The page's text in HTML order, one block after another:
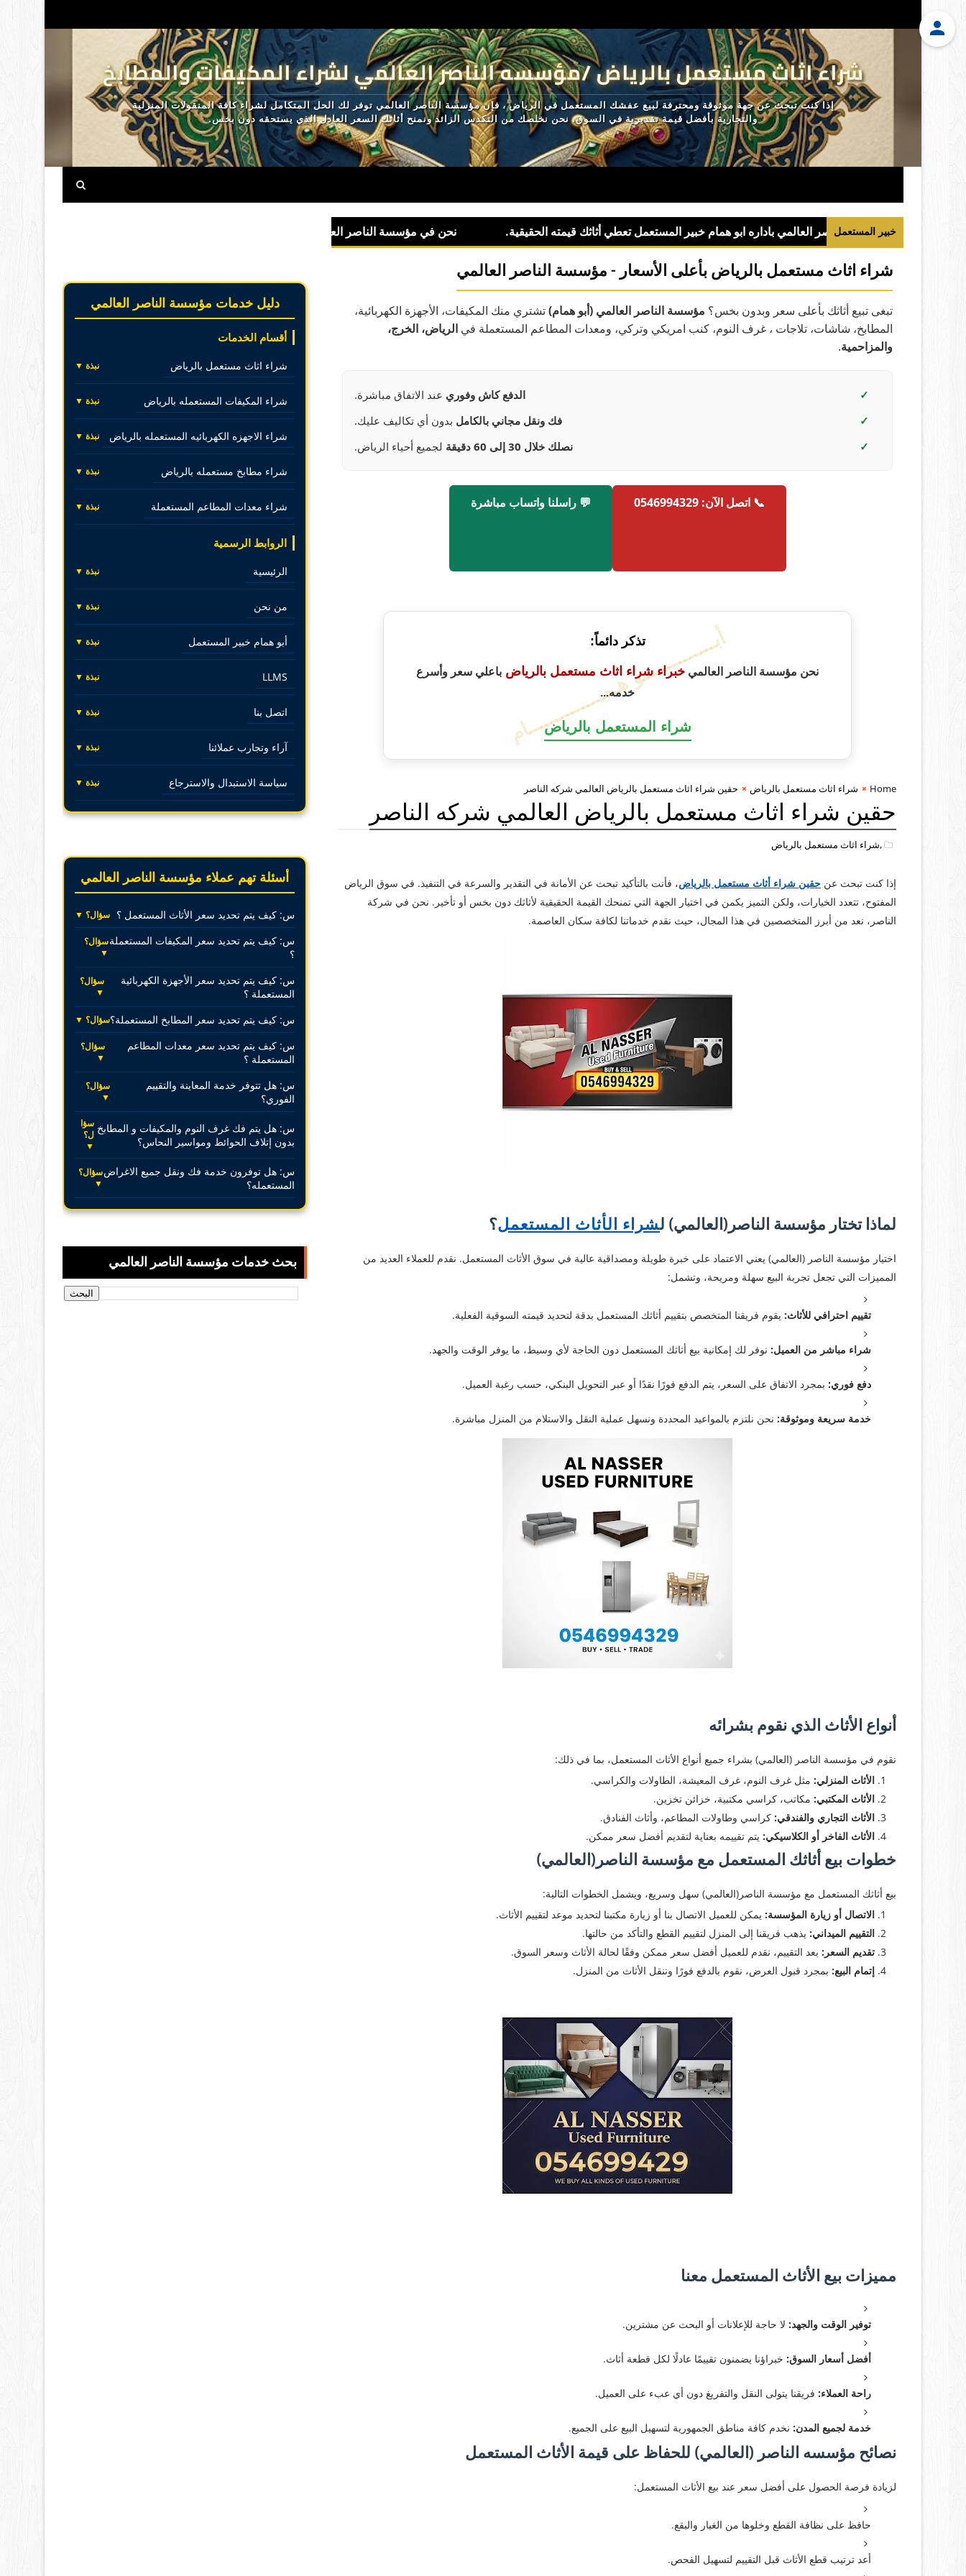
شراء اثاث مستعمل بالرياض /مؤسسه الناصر العالمي لشراء المكيفات والمطابخ
إذا كنت تبحث عن جهة موثوقة ومحترفة لبيع عفشك المستعمل في الرياض ، فإن مؤسسة الناصر العالمي توفر لك الحل المتكامل لشراء كافة المنقولات المنزلية
والتجارية بأفضل قيمة تقديرية في السوق. نحن نخلصك من التكدس الزائد ونمنح أثاثك السعر العادل الذي يستحقه دون بخس.
خبير المستعمل
شراء اثاث مستعمل بالرياض بأعلى الأسعار - مؤسسة الناصر العالمي
تبغى تبيع أثاثك بأعلى سعر وبدون بخس؟ مؤسسة الناصر العالمي (أبو همام)تشتري منك المكيفات، الأجهزة الكهربائية،
المطابخ، شاشات، تلاجات ، غرف النوم، كنب امريكي وتركي، ومعدات المطاعم المستعملة في الرياض، الخرج،
والمزاحمية.
✓ الدفع كاش وفوري عند الاتفاق مباشرة.
✓
فك ونقل مجاني بالكامل بدون أي تكاليف عليك.
✓
نصلك خلال 30 إلى 60 دقيقة لجميع أحياء الرياض.
📞 اتصل الآن: 0546994329 💬 راسلنا واتساب مباشرة
أبــــــــــــــو هـمــــــــــــــام
تذكر دائماً:
نحن مؤسسة الناصر العالمي خبراء شراء اثاث مستعمل بالرياض باعلي سعر وأسرع
خدمه...
شراء المستعمل بالرياض
Home شراء اثاث مستعمل بالرياض حقين شراء اثاث مستعمل بالرياض العالمي شركه الناصر
حقين شراء اثاث مستعمل بالرياض العالمي شركه الناصر
,شراء اثاث مستعمل بالرياض
إذا كنت تبحث عن حقين شراء أثاث مستعمل بالرياض، فأنت بالتأكيد تبحث عن الأمانة في التقدير والسرعة في التنفيذ. في سوق الرياض
المفتوح، تتعدد الخيارات، ولكن التميز يكمن في اختيار الجهة التي تمنحك القيمة الحقيقية لأثاثك دون بخس أو تأخير. نحن في شركة
الناصر، نعد من أبرز المتخصصين في هذا المجال، حيث نقدم خدماتنا لكافة سكان العاصمة.
لماذا تختار مؤسسة الناصر(العالمي) لشراء الأثاث المستعمل؟
اختيار مؤسسة الناصر (العالمي) يعني الاعتماد على خبرة طويلة ومصداقية عالية في سوق الأثاث المستعمل. نقدم للعملاء العديد من
المميزات التي تجعل تجربة البيع سهلة ومريحة، وتشمل:
تقييم احترافي للأثاث: يقوم فريقنا المتخصص بتقييم أثاثك المستعمل بدقة لتحديد قيمته السوقية الفعلية.
شراء مباشر من العميل: نوفر لك إمكانية بيع أثاثك المستعمل دون الحاجة لأي وسيط، ما يوفر الوقت والجهد.
دفع فوري: بمجرد الاتفاق على السعر، يتم الدفع فورًا نقدًا أو عبر التحويل البنكي، حسب رغبة العميل.
خدمة سريعة وموثوقة: نحن نلتزم بالمواعيد المحددة ونسهل عملية النقل والاستلام من المنزل مباشرة.
أنواع الأثاث الذي نقوم بشرائه
نقوم في مؤسسة الناصر (العالمي) بشراء جميع أنواع الأثاث المستعمل، بما في ذلك:
الأثاث المنزلي: مثل غرف النوم، غرف المعيشة، الطاولات والكراسي.
الأثاث المكتبي: مكاتب، كراسي مكتبية، خزائن تخزين.
الأثاث التجاري والفندقي: كراسي وطاولات المطاعم، وأثاث الفنادق.
الأثاث الفاخر أو الكلاسيكي: يتم تقييمه بعناية لتقديم أفضل سعر ممكن.
خطوات بيع أثاثك المستعمل مع مؤسسة الناصر(العالمي)
بيع أثاثك المستعمل مع مؤسسة الناصر(العالمي) سهل وسريع، ويشمل الخطوات التالية:
الاتصال أو زيارة المؤسسة: يمكن للعميل الاتصال بنا أو زيارة مكتبنا لتحديد موعد لتقييم الأثاث.
التقييم الميداني: يذهب فريقنا إلى المنزل لتقييم القطع والتأكد من حالتها.
تقديم السعر: بعد التقييم، نقدم للعميل أفضل سعر ممكن وفقًا لحالة الأثاث وسعر السوق.
إتمام البيع: بمجرد قبول العرض، نقوم بالدفع فورًا وننقل الأثاث من المنزل.
مميزات بيع الأثاث المستعمل معنا
توفير الوقت والجهد: لا حاجة للإعلانات أو البحث عن مشترين.
أفضل أسعار السوق: خبراؤنا يضمنون تقييمًا عادلًا لكل قطعة أثاث.
راحة العملاء: فريقنا يتولى النقل والتفريغ دون أي عبء على العميل.
خدمة لجميع المدن: نخدم كافة مناطق الجمهورية لتسهيل البيع على الجميع.
نصائح مؤسسه الناصر (العالمي) للحفاظ على قيمة الأثاث المستعمل
لزيادة فرصة الحصول على أفضل سعر عند بيع الأثاث المستعمل:
حافظ على نظافة القطع وخلوها من الغبار والبقع.
أعد ترتيب قطع الأثاث قبل التقييم لتسهيل الفحص.
دليل خدمات مؤسسة الناصر العالمي
أقسام الخدمات
شراء اثاث مستعمل بالرياض نبذة ▼
شراء المكيفات المستعمله بالرياض نبذة ▼
شراء الاجهزه الكهربائيه المستعمله بالرياض نبذة ▼
شراء مطابخ مستعمله بالرياض نبذة ▼
شراء معدات المطاعم المستعملة نبذة ▼
الروابط الرسمية
الرئيسية نبذة ▼
من نحن نبذة ▼
أبو همام خبير المستعمل نبذة ▼
LLMS نبذة ▼
اتصل بنا نبذة ▼
آراء وتجارب عملائنا نبذة ▼
سياسة الاستبدال والاسترجاع نبذة ▼
أسئلة تهم عملاء مؤسسة الناصر العالمي
س: كيف يتم تحديد سعر الأثاث المستعمل ؟ سؤال؟ ▼
س: كيف يتم تحديد سعر المكيفات المستعملة
؟
سؤال؟
▼
س: كيف يتم تحديد سعر الأجهزة الكهربائية
المستعملة ؟
سؤال؟
▼
س: كيف يتم تحديد سعر المطابخ المستعملة؟سؤال؟ ▼
س: كيف يتم تحديد سعر معدات المطاعم
المستعملة ؟
سؤال؟
▼
س: هل تتوفر خدمة المعاينة والتقييم
الفوري؟
سؤال؟
▼
س: هل يتم فك غرف النوم والمكيفات و المطابخ
بدون إتلاف الحوائط ومواسير النحاس؟
سؤا
ل؟
▼
س: هل توفرون خدمة فك ونقل جميع الاغراض
المستعمله؟
سؤال؟
▼
بحث خدمات مؤسسة الناصر العالمي